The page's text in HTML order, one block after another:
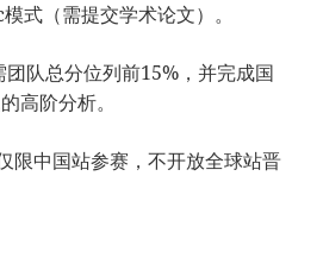
式（需提交学术论文）。
团队总分位列前15%，并完成国
高阶分析。
限中国站参赛，不开放全球站晋